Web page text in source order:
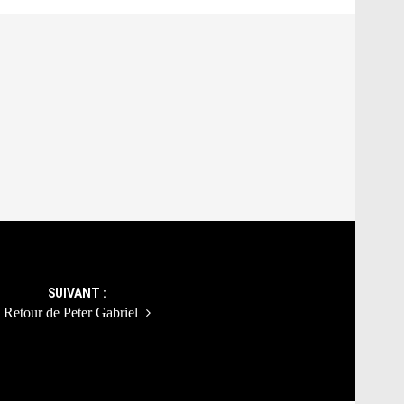
SUIVANT :
Retour de Peter Gabriel